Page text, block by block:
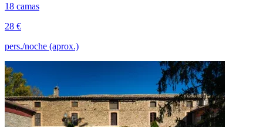
18 camas
28 €
pers./noche (aprox.)